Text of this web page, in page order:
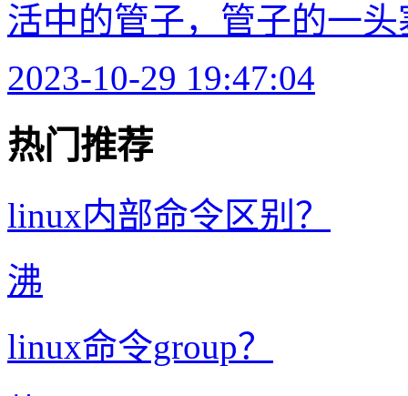
活中的管子，管子的一
2023-10-29 19:47:04
热门推荐
linux内部命令区别？
沸
linux命令group？